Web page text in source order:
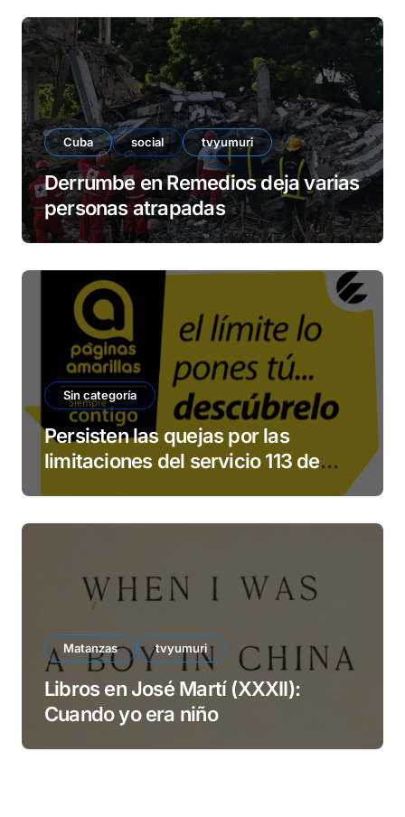
Cuba social tvyumuri
Derrumbe en Remedios deja varias
personas atrapadas
Sin categoría
Persisten las quejas por las
limitaciones del servicio 113 de
Matanzas tvyumuri
Libros en José Martí (XXXII):
Cuando yo era niño